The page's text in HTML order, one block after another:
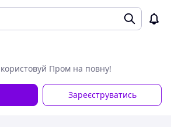
Пром на повну!
Зареєструватись